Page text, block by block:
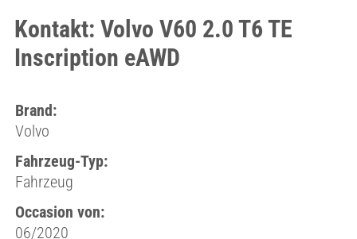
Kontakt: Volvo V60 2.0 T6 TE
Inscription eAWD
Brand:
Volvo
Fahrzeug-Typ:
Fahrzeug
Occasion von:
06/2020